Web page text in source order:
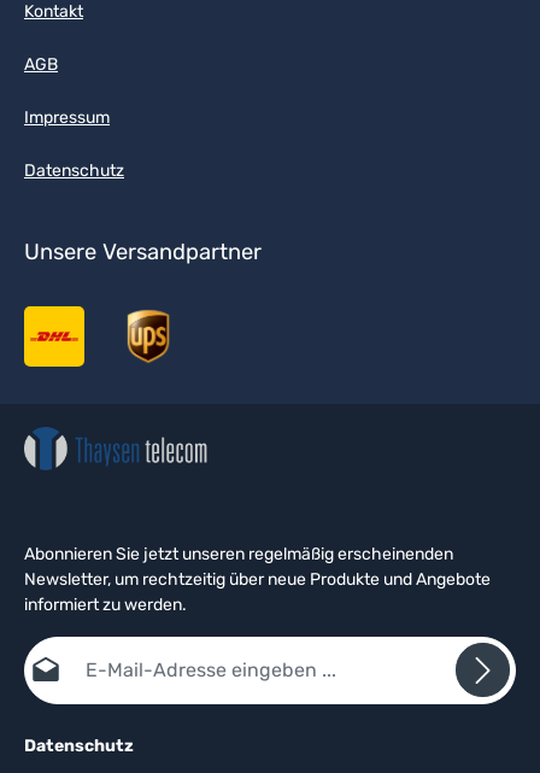
Kontakt
AGB
Impressum
Datenschutz
Unsere Versandpartner
Abonnieren Sie jetzt unseren regelmäßig erscheinenden
Newsletter, um rechtzeitig über neue Produkte und Angebote
informiert zu werden.
E-Mail-Adresse*
Datenschutz